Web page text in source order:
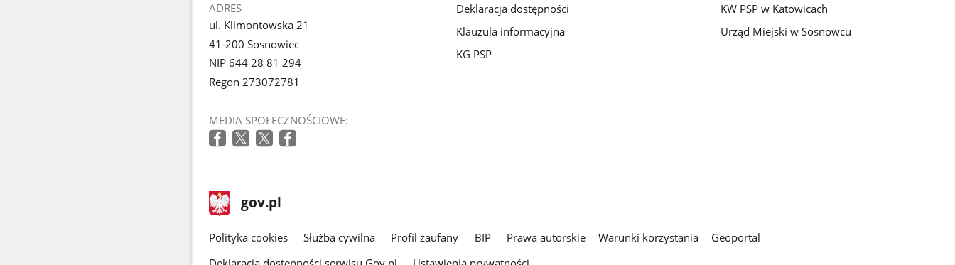
ADRES
ul. Klimontowska 21
41-200 Sosnowiec
NIP 644 28 81 294
Regon 273072781
MEDIA SPOŁECZNOŚCIOWE:
Deklaracja dostępności
Klauzula informacyjna
KG PSP
KW PSP w Katowicach
Urząd Miejski w Sosnowcu
stopka
gov.pl Strona
gov.pl
gov.pl
Polityka cookies Służba cywilna Profil zaufany BIP Prawa autorskie Warunki korzystania
Geoportal